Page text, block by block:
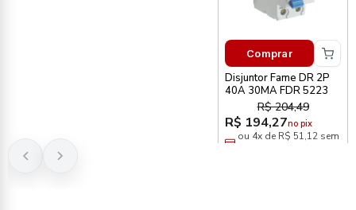
Comprar
Disjuntor Fame DR 2P
40A 30MA FDR 5223
R$ 204,49
R$ 194,27no pix
ou 4x de R$ 51,12 sem